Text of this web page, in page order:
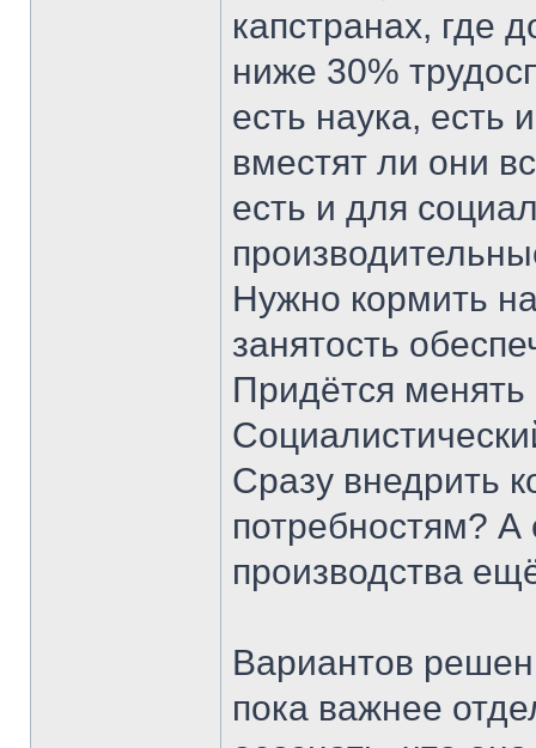
капстранах, где
ниже 30%
есть наука, есть
вместят ли они
есть и для
Нужно кормить
занятость
Придётся
Сразу внедрить
потребностям?
производства
Вариантов
пока важнее